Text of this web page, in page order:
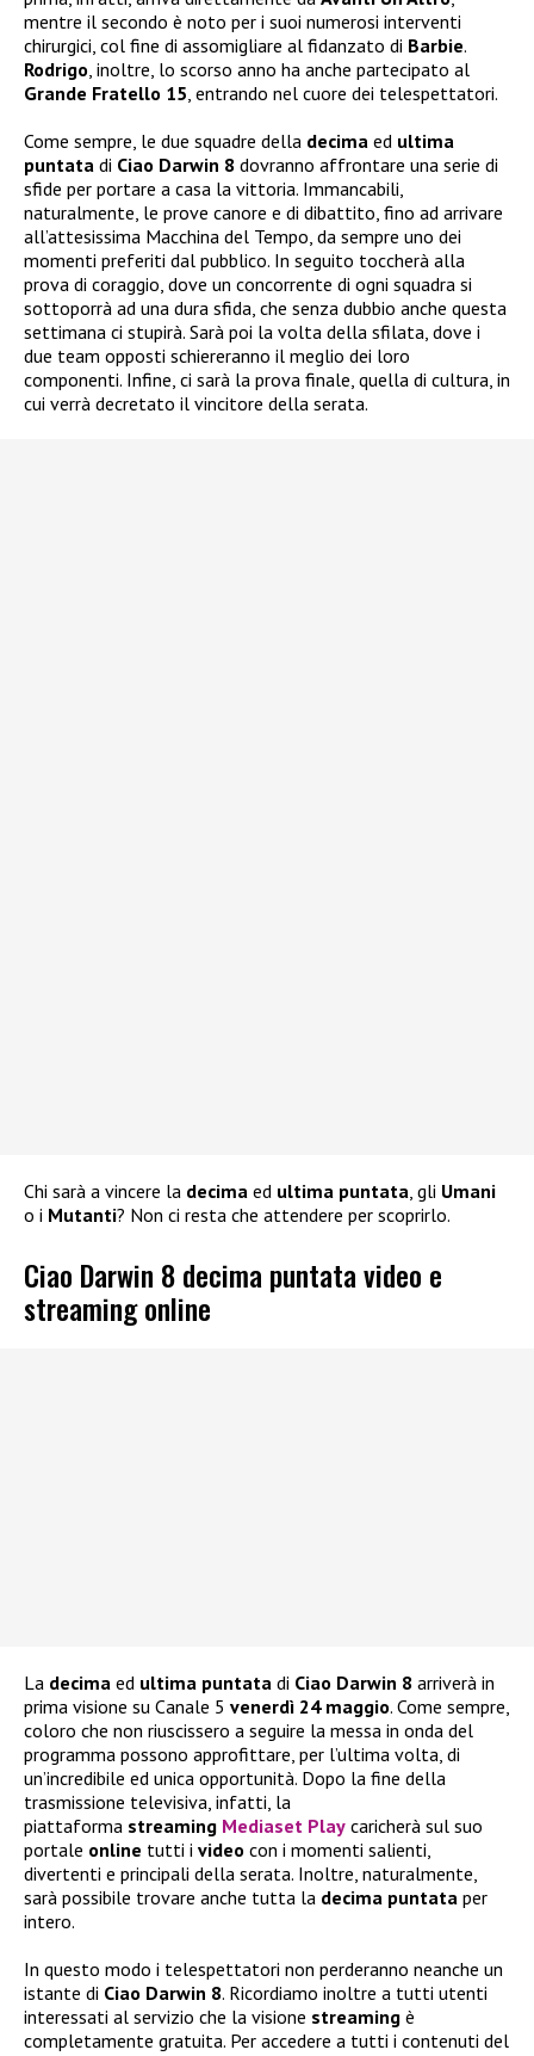
mentre il secondo è noto per i suoi numerosi interventi
chirurgici, col fine di assomigliare al fidanzato di Barbie.
Rodrigo , inoltre, lo scorso anno ha anche partecipato al
Grande Fratello 15 , entrando nel cuore dei telespettatori.
Come sempre, le due squadre della decima ed ultima
puntata di Ciao Darwin 8 dovranno affrontare una serie di
sfide per portare a casa la vittoria. Immancabili,
naturalmente, le prove canore e di dibattito, fino ad arrivare
all’attesissima Macchina del Tempo, da sempre uno dei
momenti preferiti dal pubblico. In seguito toccherà alla
prova di coraggio, dove un concorrente di ogni squadra si
sottoporrà ad una dura sfida, che senza dubbio anche questa
settimana ci stupirà. Sarà poi la volta della sfilata, dove i
due team opposti schiereranno il meglio dei loro
componenti. Infine, ci sarà la prova finale, quella di cultura, in
cui verrà decretato il vincitore della serata.
Chi sarà a vincere la decima ed ultima puntata , gli Umani
o i Mutanti? Non ci resta che attendere per scoprirlo.
Ciao Darwin 8 decima puntata video e
streaming online
La decima ed ultima puntata di Ciao Darwin 8 arriverà in
prima visione su Canale 5 venerdì 24 maggio. Come sempre,
coloro che non riuscissero a seguire la messa in onda del
programma possono approfittare, per l’ultima volta, di
un’incredibile ed unica opportunità. Dopo la fine della
trasmissione televisiva, infatti, la
piattaforma streaming Mediaset Play caricherà sul suo
portale online tutti i video con i momenti salienti,
divertenti e principali della serata. Inoltre, naturalmente,
sarà possibile trovare anche tutta la decima puntata per
intero.
In questo modo i telespettatori non perderanno neanche un
istante di Ciao Darwin 8. Ricordiamo inoltre a tutti utenti
interessati al servizio che la visione streaming è
completamente gratuita. Per accedere a tutti i contenuti del